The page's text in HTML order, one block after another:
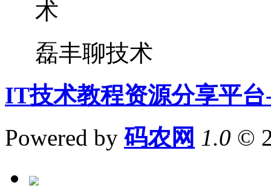
磊丰聊技术
IT技术教程资源分享平
Powered by 码农网 1.0 ©